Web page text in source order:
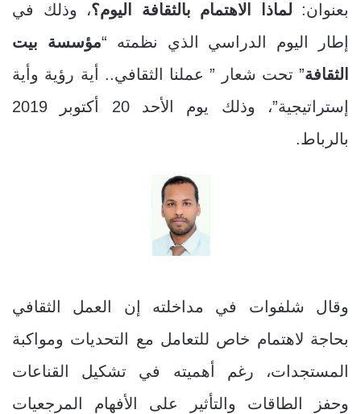
بعنوان: لماذا الاهتمام بالثقافة اليوم؟، وذلك في
إطار اليوم الدراسي الذي نظمته “مؤسسة بيت
الثقافة” تحت شعار ” عملنا الثقافي.. أية رؤية وأية
إستراتيجية”، وذلك يوم الأحد 20 أكتوبر 2019
بالرباط.
وقال شلفوات في مداخلته إن العمل الثقافي
بحاجة لاهتمام خاص للتعامل مع التحديات ومواكبة
المستجدات، رغم أهميته في تشكيل القناعات
وحفز الطاقات والتأثير على الأفهام المرجعيات